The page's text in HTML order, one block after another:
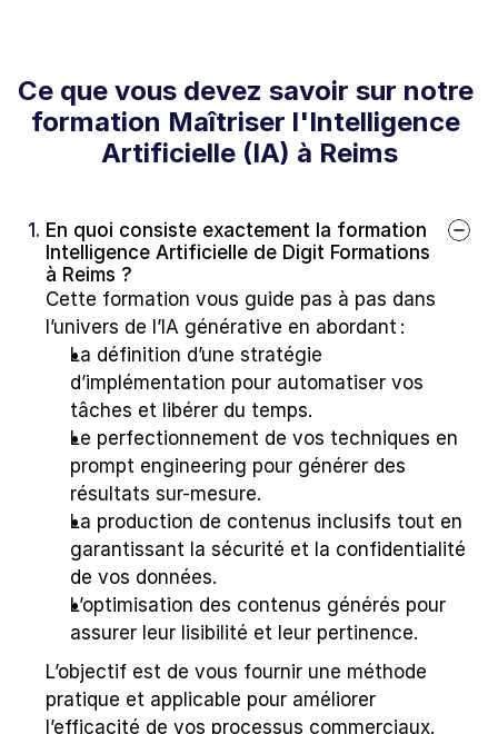
Ce que vous devez savoir sur notre
formation Maîtriser l'Intelligence
Artificielle (IA) à Reims
1. En quoi consiste exactement la formation
Intelligence Artificielle de Digit Formations
à Reims ?
Cette formation vous guide pas à pas dans
l’univers de l’IA générative en abordant :
La définition d’une stratégie
d’implémentation pour automatiser vos
tâches et libérer du temps.
Le perfectionnement de vos techniques en
prompt engineering pour générer des
résultats sur-mesure.
La production de contenus inclusifs tout en
garantissant la sécurité et la confidentialité
de vos données.
L’optimisation des contenus générés pour
assurer leur lisibilité et leur pertinence.
L’objectif est de vous fournir une méthode
pratique et applicable pour améliorer
l’efficacité de vos processus commerciaux.